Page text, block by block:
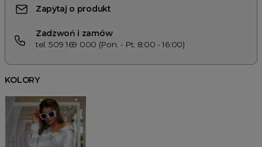
Zapytaj o produkt
Zadzwoń i zamów
tel. 509 169 000 (Pon. - Pt. 8:00 - 16:00)
KOLORY